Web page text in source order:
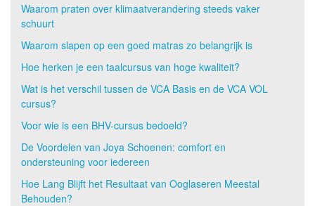
Waarom praten over klimaatverandering steeds vaker
schuurt
Waarom slapen op een goed matras zo belangrijk is
Hoe herken je een taalcursus van hoge kwaliteit?
Wat is het verschil tussen de VCA Basis en de VCA VOL
cursus?
Voor wie is een BHV-cursus bedoeld?
De Voordelen van Joya Schoenen: comfort en
ondersteuning voor iedereen
Hoe Lang Blijft het Resultaat van Ooglaseren Meestal
Behouden?